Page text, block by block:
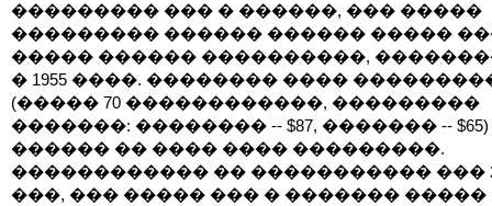
��������� ��� � ������, ��� �����
��������� ������ ������ �����
����� ������ ����������,
� 1955 ����. �������� ����
(����� 70 ������������, ���������
�������: �������� -- $87, ������� -- $65)
������ �� ���� ���� ���������.
������������ �� ����������� ���
���, ��� ����� ��� � ������� �����